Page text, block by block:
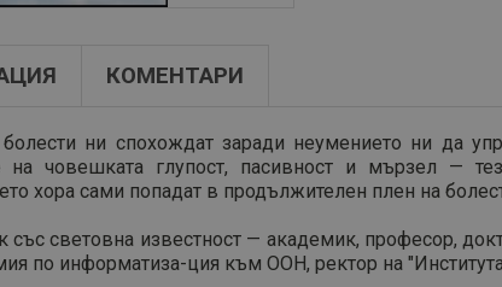
КОМЕНТАРИ
ни спохождат заради неумението ни да
на човешката глупост, пасивност и мързел —
хора сами попадат в продължителен плен на
световна известност — академик, професор,
по информатиза-ция към ООН, ректор на